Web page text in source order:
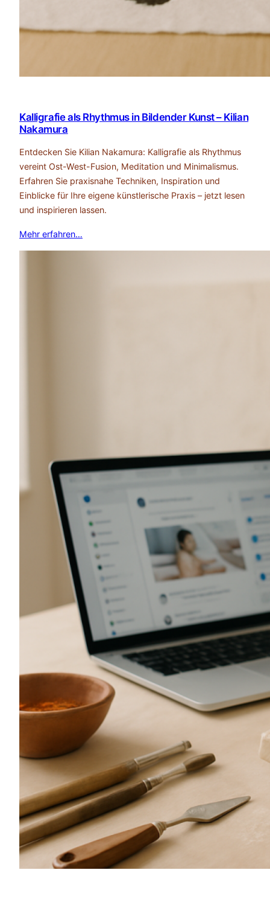
Kalligrafie als Rhythmus in Bildender Kunst – Kilian
Nakamura
Entdecken Sie Kilian Nakamura: Kalligrafie als Rhythmus
vereint Ost-West-Fusion, Meditation und Minimalismus.
Erfahren Sie praxisnahe Techniken, Inspiration und
Einblicke für Ihre eigene künstlerische Praxis – jetzt lesen
und inspirieren lassen.
Mehr erfahren…